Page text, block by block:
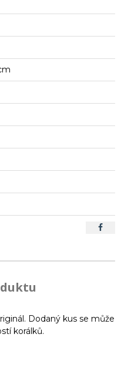
Dodaný kus se může
korálků.